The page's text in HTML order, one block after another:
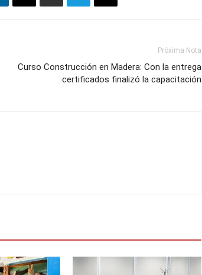
Próxima Nota
Curso Construcción en Madera: Con la entrega
certificados finalizó la capacitación